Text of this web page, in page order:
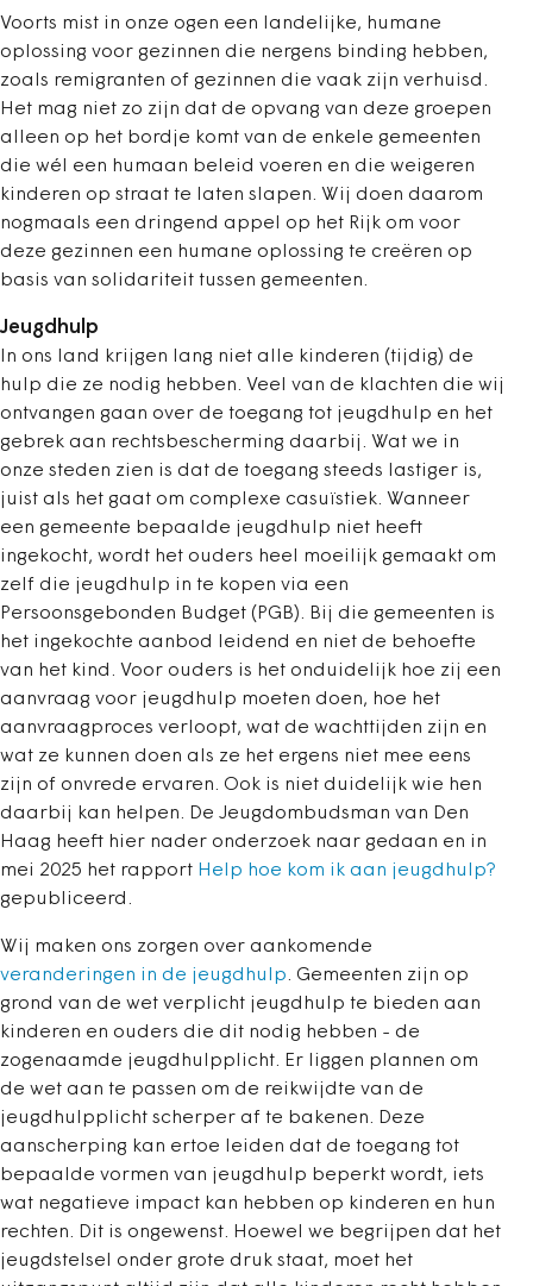
Voorts mist in onze ogen een landelijke, humane
oplossing voor gezinnen die nergens binding hebben,
zoals remigranten of gezinnen die vaak zijn verhuisd.
Het mag niet zo zijn dat de opvang van deze groepen
alleen op het bordje komt van de enkele gemeenten
die wél een humaan beleid voeren en die weigeren
kinderen op straat te laten slapen. Wij doen daarom
nogmaals een dringend appel op het Rijk om voor
deze gezinnen een humane oplossing te creëren op
basis van solidariteit tussen gemeenten.
Jeugdhulp
In ons land krijgen lang niet alle kinderen (tijdig) de
hulp die ze nodig hebben. Veel van de klachten die wij
ontvangen gaan over de toegang tot jeugdhulp en het
gebrek aan rechtsbescherming daarbij. Wat we in
onze steden zien is dat de toegang steeds lastiger is,
juist als het gaat om complexe casuïstiek. Wanneer
een gemeente bepaalde jeugdhulp niet heeft
ingekocht, wordt het ouders heel moeilijk gemaakt om
zelf die jeugdhulp in te kopen via een
Persoonsgebonden Budget (PGB). Bij die gemeenten is
het ingekochte aanbod leidend en niet de behoefte
van het kind. Voor ouders is het onduidelijk hoe zij een
aanvraag voor jeugdhulp moeten doen, hoe het
aanvraagproces verloopt, wat de wachttijden zijn en
wat ze kunnen doen als ze het ergens niet mee eens
zijn of onvrede ervaren. Ook is niet duidelijk wie hen
daarbij kan helpen. De Jeugdombudsman van Den
Haag heeft hier nader onderzoek naar gedaan en in
mei 2025 het rapport Help hoe kom ik aan jeugdhulp?
gepubliceerd.
Wij maken ons zorgen over aankomende
veranderingen in de jeugdhulp. Gemeenten zijn op
grond van de wet verplicht jeugdhulp te bieden aan
kinderen en ouders die dit nodig hebben - de
zogenaamde jeugdhulpplicht. Er liggen plannen om
de wet aan te passen om de reikwijdte van de
jeugdhulpplicht scherper af te bakenen. Deze
aanscherping kan ertoe leiden dat de toegang tot
bepaalde vormen van jeugdhulp beperkt wordt, iets
wat negatieve impact kan hebben op kinderen en hun
rechten. Dit is ongewenst. Hoewel we begrijpen dat het
jeugdstelsel onder grote druk staat, moet het